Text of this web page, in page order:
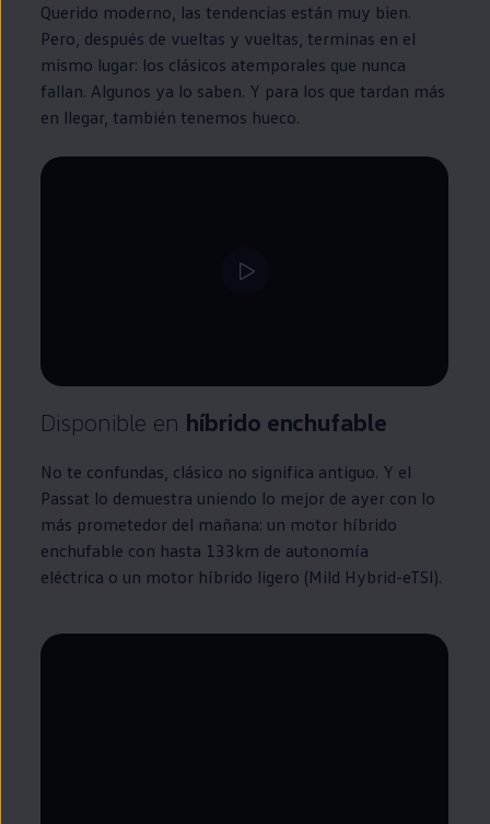
Querido moderno, las tendencias están muy bien.
Pero, después de vueltas y vueltas, terminas en el
mismo lugar: los clásicos atemporales que nunca
fallan. Algunos ya lo saben. Y para los que tardan más
en llegar, también tenemos hueco.
Disponible en híbrido enchufable
No te confundas, clásico no significa antiguo. Y el
Passat lo demuestra uniendo lo mejor de ayer con lo
más prometedor del mañana: un motor híbrido
enchufable con hasta 133km de autonomía
eléctrica o un motor híbrido ligero (Mild Hybrid-eTSI).